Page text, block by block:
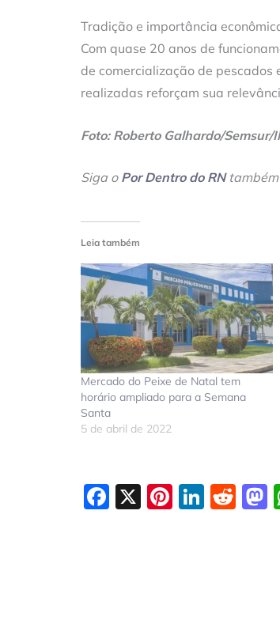
Tradição e importância
Com quase 20 anos de
de comercialização de
realizadas reforçam sua
Foto: Roberto Galhardo/
Siga o Por Dentro do RNtambém
Leia também
Mercado do Peixe de Natal tem
horário ampliado para a Semana
Santa
5 de abril de 2022
Facebook
X Pinterest